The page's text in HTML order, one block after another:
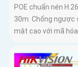
POE chuẩn nén
30m. Chống ngược
mật cao với mã